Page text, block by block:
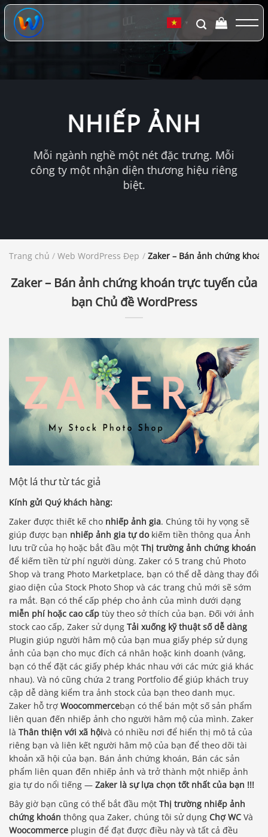
Chuyển
đến
dung
▼
NHIẾP ẢNH
Mỗi ngành nghề một nét đặc trưng. Mỗi
công ty một nhận diện thương hiệu riêng
biệt.
Trang chủ / Web WordPress Đẹp / Zaker – Bán ảnh chứng
Zaker – Bán ảnh chứng khoán trực tuyến của
bạn Chủ đề WordPress
Một lá thư từ tác giả
Kính gửi Quý khách hàng:
Zaker được thiết kế cho nhiếp ảnh gia. Chúng tôi hy vọng sẽ
giúp được bạn nhiếp ảnh gia tự dokiếm tiền thông qua Ảnh
lưu trữ của họ hoặc bắt đầu một Thị trường ảnh chứng khoán
để kiếm tiền từ phí người dùng. Zaker có 5 trang chủ Photo
Shop và trang Photo Marketplace, bạn có thể dễ dàng thay đổi
giao diện của Stock Photo Shop và các trang chủ mới sẽ sớm
ra mắt. Bạn có thể cấp phép cho ảnh của mình dưới dạng
miễn phí hoặc cao cấp tùy theo sở thích của bạn. Đối với ảnh
stock cao cấp, Zaker sử dụng Tải xuống kỹ thuật số dễ dàng
Plugin giúp người hâm mộ của bạn mua giấy phép sử dụng
ảnh của bạn cho mục đích cá nhân hoặc kinh doanh (vâng,
bạn có thể đặt các giấy phép khác nhau với các mức giá khác
nhau). Và nó cũng chứa 2 trang Portfolio để giúp khách truy
cập dễ dàng kiểm tra ảnh stock của bạn theo danh mục.
Zaker hỗ trợ Woocommercebạn có thể bán một số sản phẩm
liên quan đến nhiếp ảnh cho người hâm mộ của mình. Zaker
là Thân thiện với xã hộivà có nhiều nơi để hiển thị mô tả của
riêng bạn và liên kết người hâm mộ của bạn để theo dõi tài
khoản xã hội của bạn. Bán ảnh chứng khoán, Bán các sản
phẩm liên quan đến nhiếp ảnh và trở thành một nhiếp ảnh
gia tự do nổi tiếng — Zaker là sự lựa chọn tốt nhất của bạn !!!
Bây giờ bạn cũng có thể bắt đầu một Thị trường nhiếp ảnh
chứng khoán thông qua Zaker, chúng tôi sử dụng Chợ WC Và
Woocommerce plugin để đạt được điều này và tất cả đều